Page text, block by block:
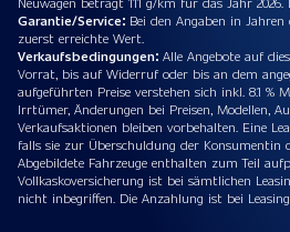
Garantie/Service: Bei den Angaben in
zuerst erreichte Wert.
Verkaufsbedingungen: Alle Angebote auf
Vorrat, bis auf Widerruf oder bis an dem
aufgeführten Preise verstehen sich inkl. 8.1 %
Irrtümer, Änderungen bei Preisen, Modellen,
Verkaufsaktionen bleiben vorbehalten. Eine
falls sie zur Überschuldung der Konsumentin
Abgebildete Fahrzeuge enthalten zum Teil
Vollkaskoversicherung ist bei sämtlichen
nicht inbegriffen. Die Anzahlung ist bei